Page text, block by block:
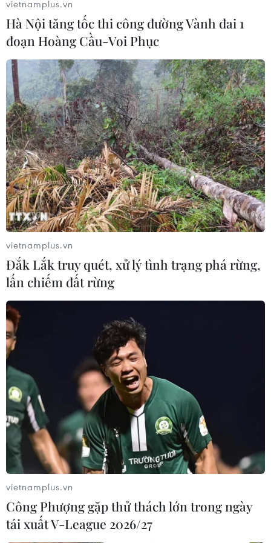
vietnamplus.vn
Hà Nội tăng tốc thi công đường Vành đai 1
đoạn Hoàng Cầu-Voi Phục
vietnamplus.vn
Đắk Lắk truy quét, xử lý tình trạng phá rừng,
lấn chiếm đất rừng
vietnamplus.vn
Công Phượng gặp thử thách lớn trong ngày
tái xuất V-League 2026/27